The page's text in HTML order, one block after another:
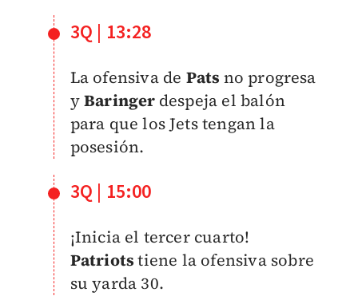
3Q | 13:28
La ofensiva de Pats no progresa
yBaringer despeja el balón
para que los Jets tengan la
posesión.
3Q | 15:00
¡Inicia el tercer cuarto!
Patriotstiene la ofensiva sobre
su yarda 30.